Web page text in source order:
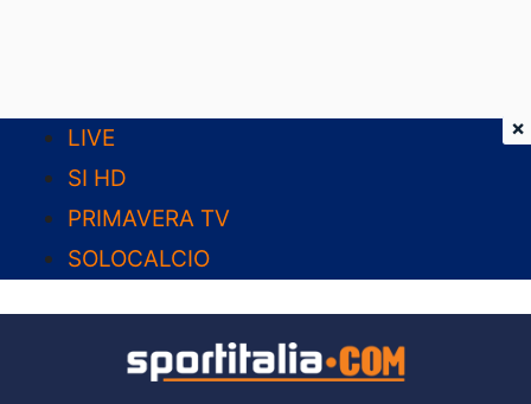
contenuto
LIVE
SI HD
PRIMAVERA TV
SOLOCALCIO
×